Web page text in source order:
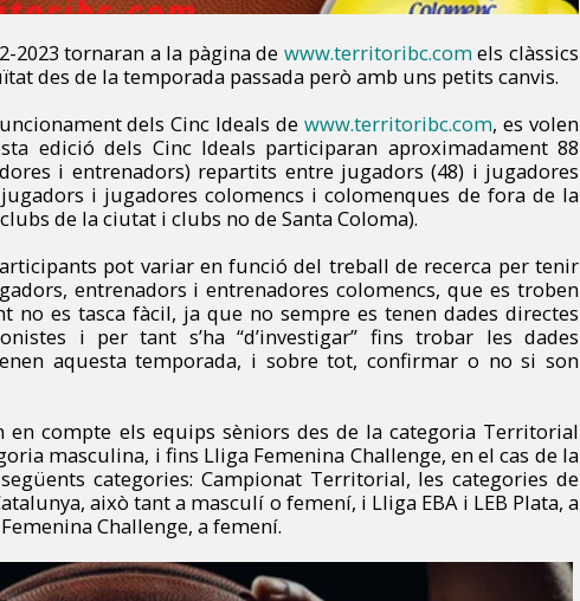
2023 tornaran a la pàgina de www.territoribc.com els clàssics
des de la temporada passada però amb uns petits canvis.
dels Cinc Ideals dewww.territoribc.com, es volen
edició dels Cinc Ideals participaran aproximadament 88
i entrenadors) repartits entre jugadors (48) i jugadores
jugadors i jugadores colomencs i colomenques de fora de la
de la ciutat i clubs no de Santa Coloma).
pot variar en funció del treball de recerca per tenir
entrenadors i entrenadores colomencs, que es troben
no es tasca fàcil, ja que no sempre es tenen dades directes
i per tant s’ha “d’investigar” fins trobar les dades
aquesta temporada, i sobre tot, confirmar o no si son
en compte els equips sèniors des de la categoria Territorial
masculina, i fins Lliga Femenina Challenge, en el cas de la
categories: Campionat Territorial, les categories de
això tant a masculí o femení, i Lliga EBA i LEB Plata, a
Challenge, a femení.